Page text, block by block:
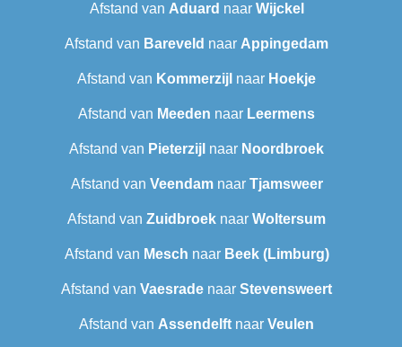
Afstand van Aduard naar Wijckel
Afstand van Bareveld naar Appingedam
Afstand van Kommerzijl naar Hoekje
Afstand van Meeden naar Leermens
Afstand van Pieterzijl naar Noordbroek
Afstand van Veendamnaar Tjamsweer
Afstand van Zuidbroek naar Woltersum
Afstand van Mesch naar Beek (Limburg)
Afstand van Vaesrade naar Stevensweert
Afstand van Assendelft naar Veulen